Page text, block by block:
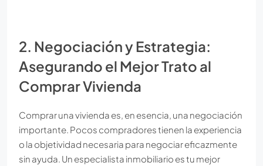
2. Negociación y Estrategia:
Asegurando el Mejor Trato al
Comprar Vivienda
Comprar una vivienda es, en esencia, una negociación
importante. Pocos compradores tienen la experiencia
o la objetividad necesaria para negociar eficazmente
sin ayuda. Un especialista inmobiliario es tu mejor